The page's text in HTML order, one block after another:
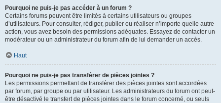
Pourquoi ne puis-je pas accéder à un forum ?
Certains forums peuvent être limités à certains utilisateurs ou groupes
d’utilisateurs. Pour consulter, rédiger, publier ou réaliser n’importe quelle autre
action, vous avez besoin des permissions adéquates. Essayez de contacter un
modérateur ou un administrateur du forum afin de lui demander un accès.
Haut
Pourquoi ne puis-je pas transférer de pièces jointes ?
Les permissions permettant de transférer des pièces jointes sont accordées
par forum, par groupe ou par utilisateur. Les administrateurs du forum ont peut-
être désactivé le transfert de pièces jointes dans le forum concerné, ou seuls